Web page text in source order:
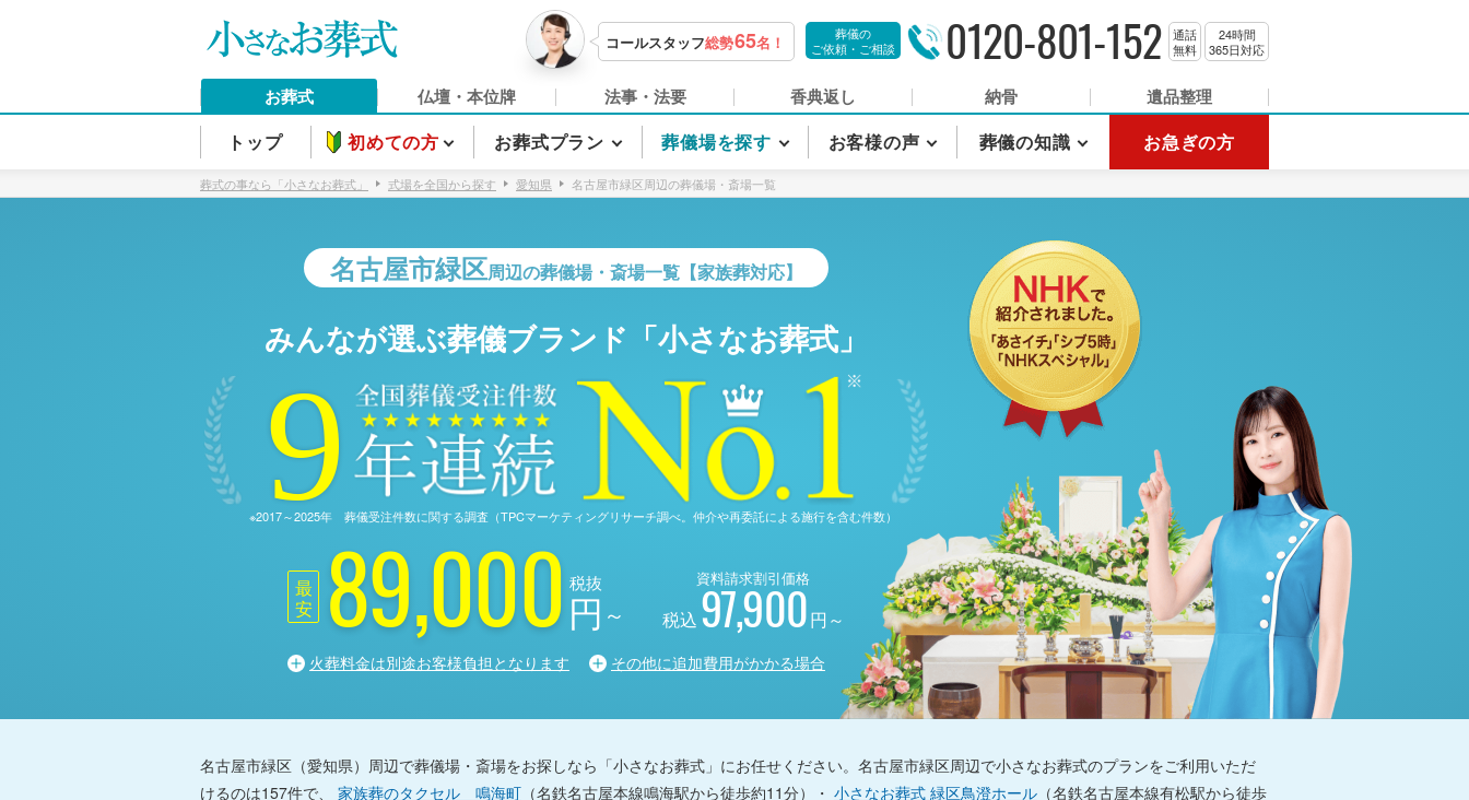
コールスタッフ総勢65名！
葬儀の
ご依頼・ご相談
0120-801-152
通話
無料
24時間
365日対応
お葬式 仏壇・本位牌 法事・法要 香典返し 納骨 遺品整理
トップ 初めての方 お葬式プラン 葬儀場を探す お客様の声 葬儀の知識 お急ぎの方
葬式の事なら「小さなお葬式」 式場を全国から探す 愛知県 名古屋市緑区周辺の葬儀場・斎場一覧
名古屋市緑区周辺の葬儀場・斎場一覧【家族葬対応】
みんなが選ぶ葬儀ブランド「小さなお葬式」
9
※2017～2025年 葬儀受注件数に関する調査（TPCマーケティングリサーチ調べ。仲介や再委託による施行を含む件数）
最
安
89,000円 ～
税抜 資料請求割引価格
税込97,900円～
火葬料金は別途お客様負担となります その他に追加費用がかかる場合
名古屋市緑区（愛知県）周辺で葬儀場・斎場をお探しなら「小さなお葬式」にお任せください。名古屋市緑区周辺で小さなお葬式のプランをご利用いただ
けるのは157件で、 家族葬のタクセル 鳴海町 （名鉄名古屋本線鳴海駅から徒歩約11分）・ 小さなお葬式 緑区鳥澄ホール （名鉄名古屋本線有松駅から徒歩